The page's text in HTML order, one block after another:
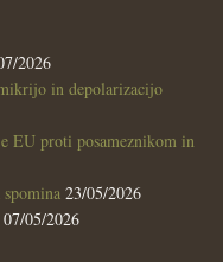
2026
in depolarizacijo
EU proti posameznikom in
23/05/2026
07/05/2026